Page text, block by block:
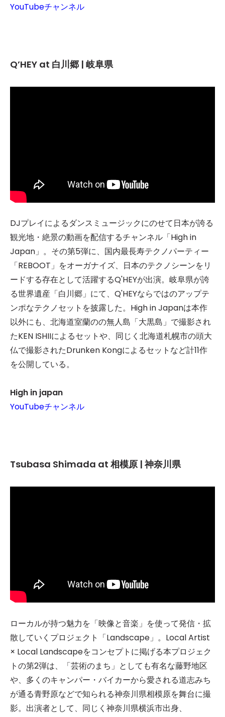
YouTubeチャンネル
Q’HEY at 白川郷 | 岐阜県
DJプレイによるダンスミュージックにのせて日本が誇る
観光地・絶景の動画を配信するチャンネル「High in
Japan」。その第5弾に、国内最長寿テクノパーティー
「REBOOT」をオーガナイズ、日本のテクノシーンをリ
ードする存在として活躍するQ'HEYが出演。岐阜県が誇
る世界遺産「白川郷」にて、Q'HEYならではのアップテ
ンポなテクノセットを披露した。High in Japanは本作
以外にも、北海道室蘭のの無人島「大黒島」で撮影され
たKEN ISHIIによるセットや、同じく北海道札幌市の頭大
仏で撮影されたDrunken Kongによるセットなど計11作
を公開している。
High in japan
YouTubeチャンネル
Tsubasa Shimada at 相模原 | 神奈川県
ローカルが持つ魅力を「映像と音楽」を使って発信・拡
散していくプロジェクト「Landscape」。Local Artist
× Local Landscapeをコンセプトに掲げる本プロジェク
トの第2弾は、「芸術のまち」としても有名な藤野地区
や、多くのキャンパー・バイカーから愛される道志みち
が通る青野原などで知られる神奈川県相模原を舞台に撮
影。出演者として、同じく神奈川県横浜市出身、